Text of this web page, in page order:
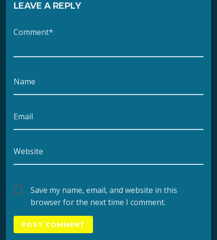
LEAVE A REPLY
Comment*
Name
Email
Website
Save my name, email, and website in this
browser for the next time I comment.